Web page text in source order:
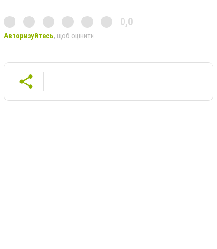
0,0
Авторизуйтесь, щоб оцінити